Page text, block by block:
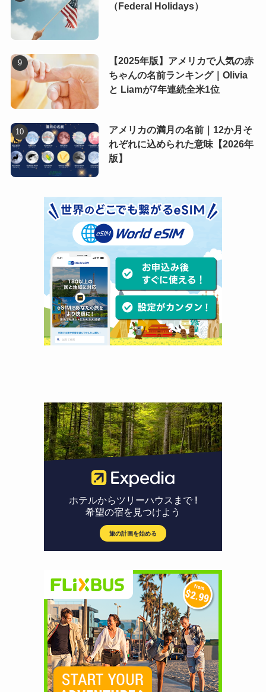
（Federal Holidays）
【2025年版】アメリカで人気の赤
ちゃんの名前ランキング｜Olivia
と Liamが7年連続全米1位
アメリカの満月の名前｜12か月そ
れぞれに込められた意味【2026年
版】